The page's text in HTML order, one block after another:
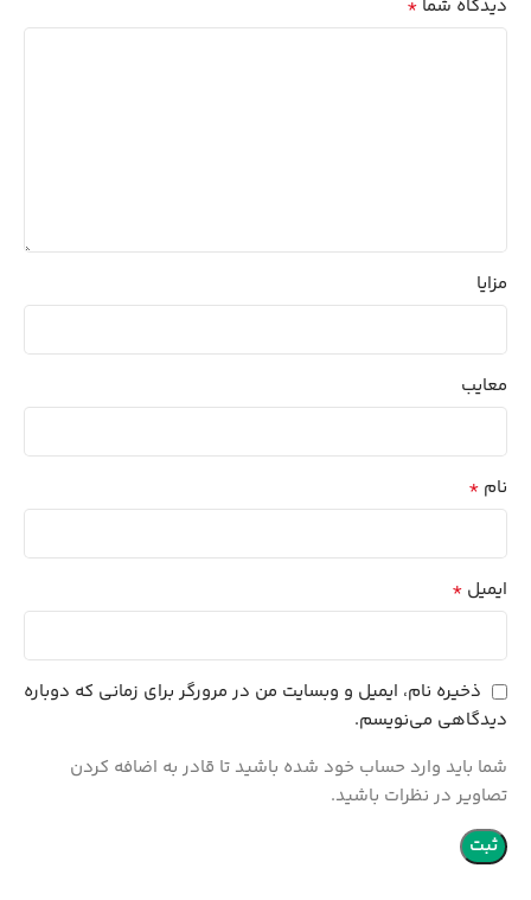
دیدگاه شما *
مزایا
معایب
نام *
ایمیل *
ذخیره نام، ایمیل و وبسایت من در مرورگر برای زمانی که دوباره
دیدگاهی می‌نویسم.
شما باید وارد حساب خود شده باشید تا قادر به اضافه کردن
تصاویر در نظرات باشید.